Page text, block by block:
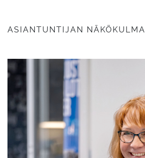
ASIANTUNTIJAN NÄKÖKULMA